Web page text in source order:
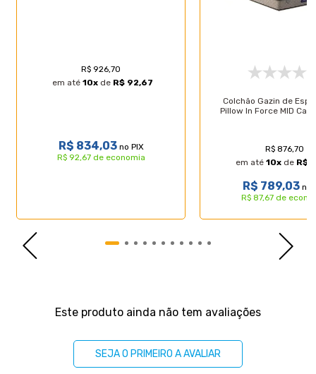
R$ 926,70
em até 10xde R$ 92,67
R$ 834,03no PIX
R$ 92,67 de economia
Colchão Gazin de
Pillow In Force MID
R$ 876,70
em até10x de R$
R$ 789,03no
R$ 87,67 de
Este produto ainda não tem avaliações
SEJA O PRIMEIRO A AVALIAR